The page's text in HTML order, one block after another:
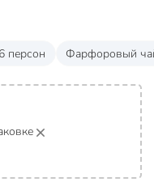
персон Фарфоровый